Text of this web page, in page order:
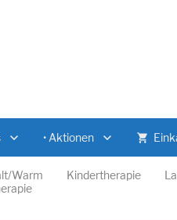
• Aktionen
Warm
Kindertherapie